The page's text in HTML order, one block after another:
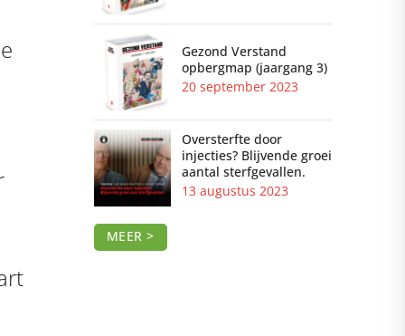
Gezond Verstand
opbergmap (jaargang 3)
20 september 2023
Oversterfte door
injecties? Blijvende groei
aantal sterfgevallen.
13 augustus 2023
MEER >